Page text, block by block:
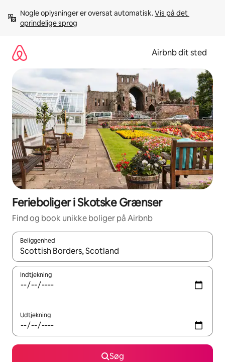
videre
Nogle oplysninger er oversat automatisk. Vis på det
oprindelige sprog
Airbnb dit sted
Ferieboliger i Skotske Grænser
Find og book unikke boliger på Airbnb
Beliggenhed
Når resultaterne er tilgængelige, skal du navigere med
Indtjekning
Udtjekning
Søg